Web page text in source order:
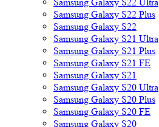
Samsung Galaxy S22 Plus
Samsung Galaxy S22
Samsung Galaxy S21 Ultra
Samsung Galaxy S21 Plus
Samsung Galaxy S21 FE
Samsung Galaxy S21
Samsung Galaxy S20 Ultra
Samsung Galaxy S20 Plus
Samsung Galaxy S20 FE
Samsung Galaxy S20